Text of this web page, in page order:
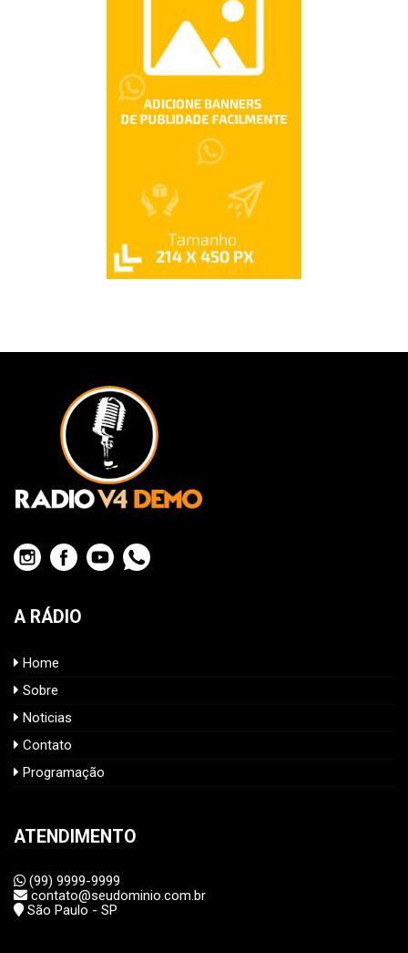
A RÁDIO
Home
Sobre
Noticias
Contato
Programação
ATENDIMENTO
(99) 9999-9999
contato@seudominio.com.br
São Paulo - SP